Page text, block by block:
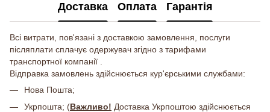
Доставка Оплата Гарантія
Всі витрати, пов'язані з доставкою замовлення, послуги
післяплати сплачує одержувач згідно з тарифами
транспортної компанії .
Відправка замовлень здійснюється кур'єрськими службами:
Нова Пошта;
Укрпошта; (Важливо! Доставка Укрпоштою здійснюється